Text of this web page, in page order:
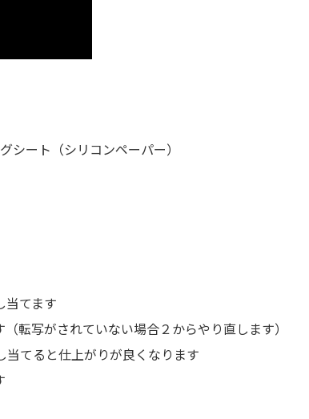
シート（シリコンペーパー）
当てます
転写がされていない場合２からやり直します）
てると仕上がりが良くなります
閉じる